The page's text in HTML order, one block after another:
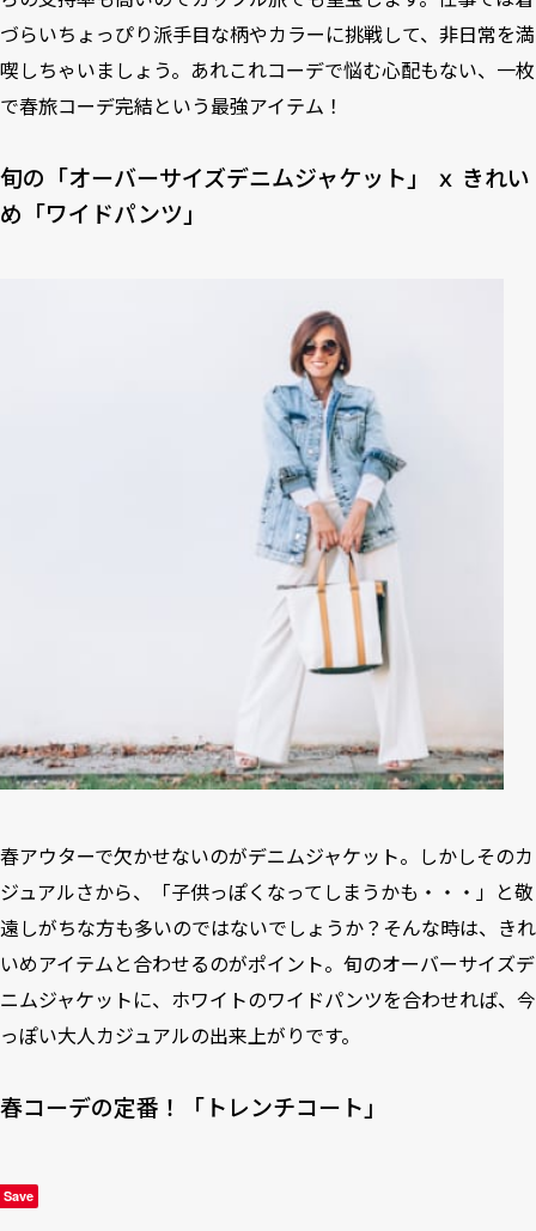
づらいちょっぴり派手目な柄やカラーに挑戦して、非日常を満
喫しちゃいましょう。あれこれコーデで悩む心配もない、一枚
で春旅コーデ完結という最強アイテム！
旬の「オーバーサイズデニムジャケット」 ｘ きれい
め「ワイドパンツ」
春アウターで欠かせないのがデニムジャケット。しかしそのカ
ジュアルさから、「子供っぽくなってしまうかも・・・」と敬
遠しがちな方も多いのではないでしょうか？そんな時は、きれ
いめアイテムと合わせるのがポイント。旬のオーバーサイズデ
ニムジャケットに、ホワイトのワイドパンツを合わせれば、今
っぽい大人カジュアルの出来上がりです。
春コーデの定番！「トレンチコート」
Save